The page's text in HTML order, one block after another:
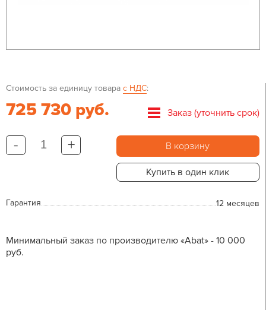
Стоимость за единицу товара с НДС:
725 730 руб. Заказ (уточнить срок)
- + В корзину
Купить в один клик
Гарантия 12 месяцев
Минимальный заказ по производителю «Abat» - 10 000
руб.